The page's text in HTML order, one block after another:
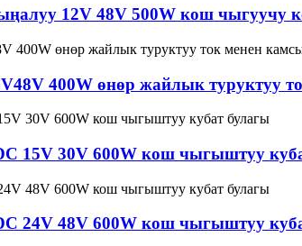
12V 48V 500W кош чыгуучу
400W өнөр жайлык туруктуу
15V 30V 600W кош чыгыштуу
24V 48V 600W кош чыгыштуу